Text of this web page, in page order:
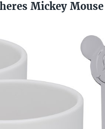
Mickey Mouse